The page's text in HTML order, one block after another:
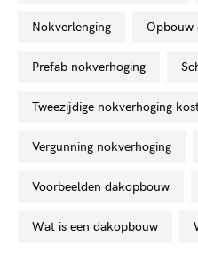
nokverlenging
prefab nokverhoging
tweezijdige nokverhoging
vergunning nokverhoging
voorbeelden dakopbouw
wat is een dakopbouw